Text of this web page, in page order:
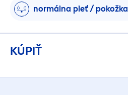
normálna pleť / pokožka
KÚPIŤ